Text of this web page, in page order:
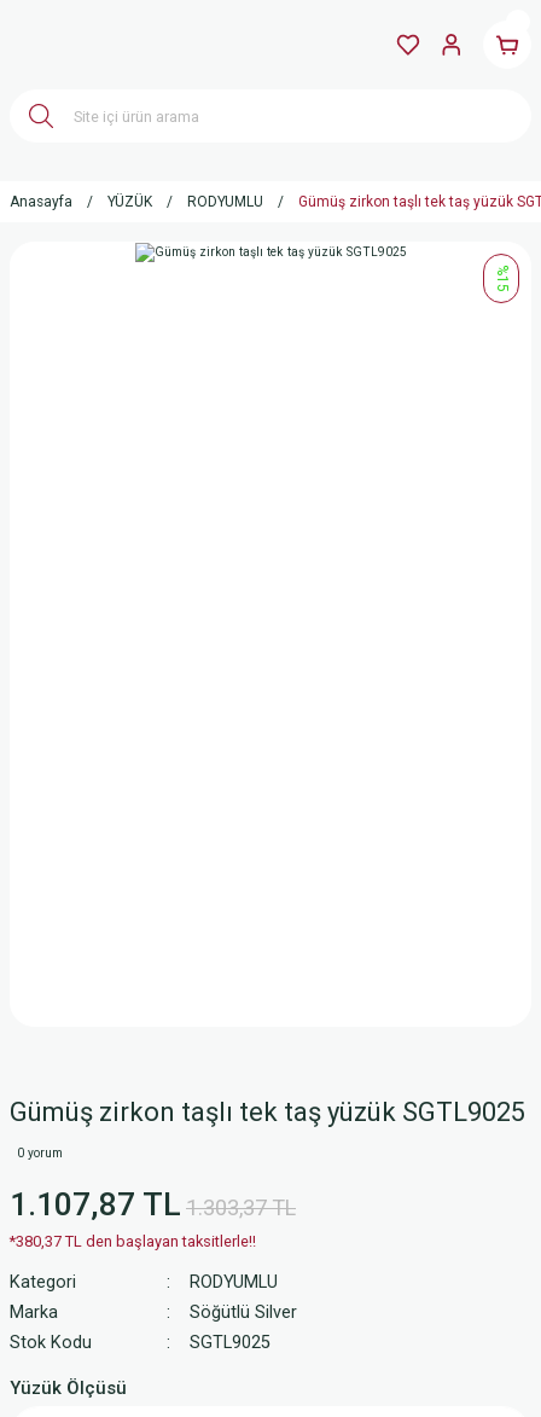
Anasayfa YÜZÜK RODYUMLU Gümüş zirkon taşlı tek taş yüzük
%15
Gümüş zirkon taşlı tek taş yüzük SGTL9025
0 yorum
1.107,87 TL 1.303,37 TL
*380,37 TL den başlayan taksitlerle!!
Kategori
RODYUMLU
Marka
Söğütlü Silver
Stok Kodu
SGTL9025
Yüzük Ölçüsü